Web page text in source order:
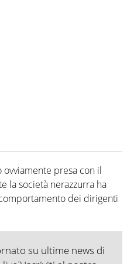
ovviamente presa con il
la società nerazzurra ha
dei dirigenti
su ultime news di